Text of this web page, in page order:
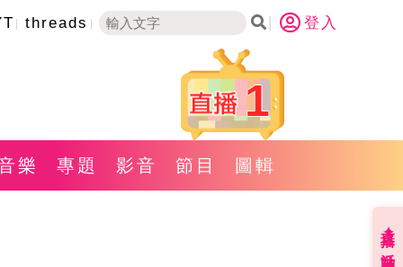
threads 登入
1
樂 專題 影音 節目 圖輯
直播✦活動